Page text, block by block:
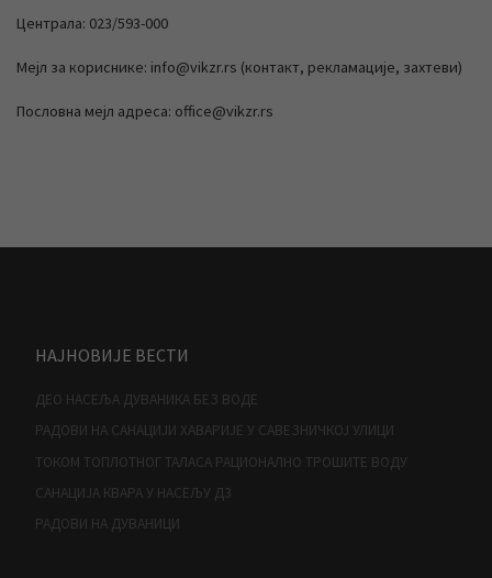
Централа: 023/593-000
Мејл за кориснике: info@vikzr.rs (контакт, рекламације, захтеви)
Пословна мејл адреса: office@vikzr.rs
НАЈНОВИЈЕ ВЕСТИ
ДЕО НАСЕЉА ДУВАНИКА БЕЗ ВОДЕ
РАДОВИ НА САНАЦИЈИ ХАВАРИЈЕ У САВЕЗНИЧКОЈ УЛИЦИ
ТОКОМ ТОПЛОТНОГ ТАЛАСА РАЦИОНАЛНО ТРОШИТЕ ВОДУ
САНАЦИЈА КВАРА У НАСЕЉУ Д3
РАДОВИ НА ДУВАНИЦИ